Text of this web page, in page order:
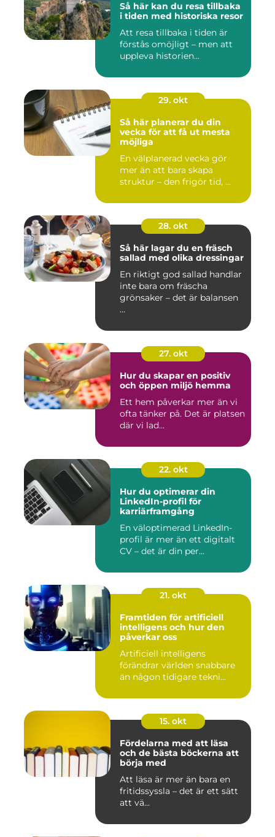
Så här kan du resa tillbaka
i tiden med historiska resor
Att resa tillbaka i tiden är
förstås omöjligt – men att
uppleva historien...
29. okt
Så här planerar du din
vecka för att få ut mesta
möjliga
En välplanerad vecka gör
mer än att bara skapa
struktur – den frigör tid, ...
28. okt
Så här lagar du en fräsch
sallad med olika dressingar
En riktigt god sallad handlar
inte bara om fräscha
grönsaker – det är balansen
...
27. okt
Hur du skapar en positiv
och öppen miljö hemma
Ett hem påverkar mer än vi
ofta tänker på. Det är platsen
där vi lad...
22. okt
Hur du optimerar din
LinkedIn-profil för
karriärframgång
En väloptimerad LinkedIn-
profil är mer än ett digitalt
CV – det är din per...
21. okt
Framtiden för artificiell
intelligens och hur den
påverkar oss
Artificiell intelligens
förändrar världen snabbare
än någon tidigare tekni...
15. okt
Fördelarna med att läsa
och de bästa böckerna att
börja med
Att läsa är mer än bara en
fritidssyssla – det är ett sätt
att vä...